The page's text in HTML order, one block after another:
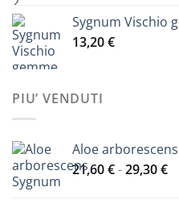
Sygnum Vischio
13,20€
PIU’ VENDUTI
Aloe arborescens
21,60€-29,30€